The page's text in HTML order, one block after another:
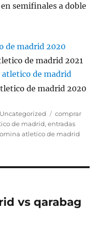
semifinales a doble
Categorías
Uncategorized Etiquetas
comprar
de madrid,entradas
atletico de madrid
vs qarabag